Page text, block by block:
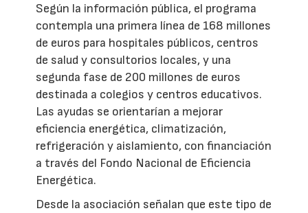
Según la información pública, el programa
contempla una primera línea de 168 millones
de euros para hospitales públicos, centros
de salud y consultorios locales, y una
segunda fase de 200 millones de euros
destinada a colegios y centros educativos.
Las ayudas se orientarían a mejorar
eficiencia energética, climatización,
refrigeración y aislamiento, con financiación
a través del Fondo Nacional de Eficiencia
Energética.
Desde la asociación señalan que este tipo de